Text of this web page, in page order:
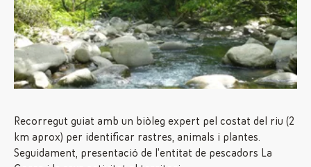
Recorregut guiat amb un biòleg expert pel costat del riu (2
km aprox) per identificar rastres, animals i plantes.
Seguidament, presentació de l’entitat de pescadors La